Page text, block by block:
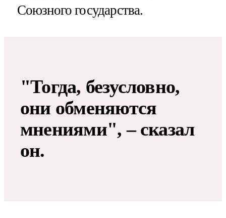
Союзного государства.
"Тогда, безусловно,
они обменяются
мнениями", – сказал
он.